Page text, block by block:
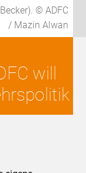
© ADFC
/ Mazin Alwan
will